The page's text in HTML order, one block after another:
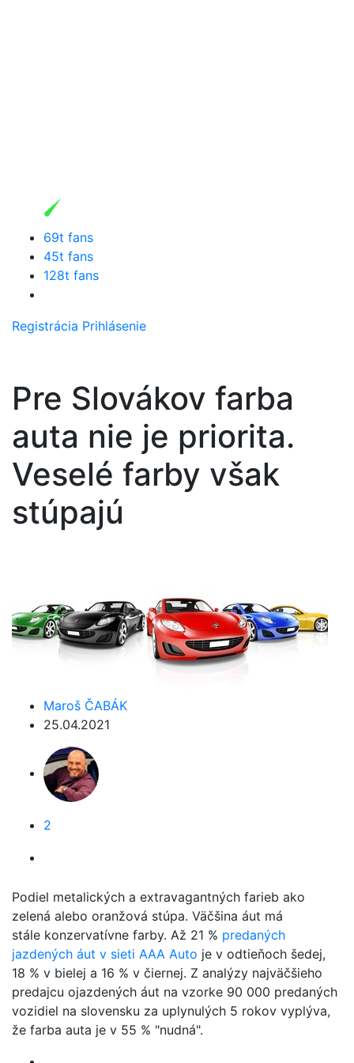
69t fans
45t fans
128t fans
Registrácia Prihlásenie
Pre Slovákov farba
auta nie je priorita.
Veselé farby však
stúpajú
Maroš ČABÁK
25.04.2021
2
Podiel metalických a extravagantných farieb ako
zelená alebo oranžová stúpa. Väčšina áut má
stále konzervatívne farby. Až 21 % predaných
jazdených áut v sieti AAA Auto je v odtieňoch šedej,
18 % v bielej a 16 % v čiernej. Z analýzy najväčšieho
predajcu ojazdených áut na vzorke 90 000 predaných
vozidiel na slovensku za uplynulých 5 rokov vyplýva,
že farba auta je v 55 % "nudná".